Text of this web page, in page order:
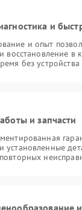
и
и опыт
восстановление в
без устройства
и запчасти